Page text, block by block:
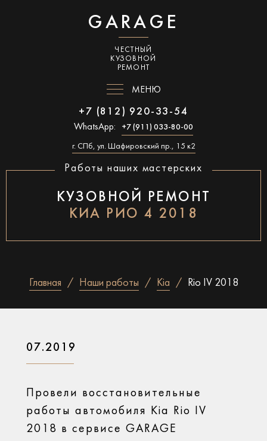
GARAGE
ЧЕСТНЫЙ
КУЗОВНОЙ
РЕМОНТ
МЕНЮ
+7 (812) 920-33-54
WhatsApp: +7 (911) 033-80-00
г. СПб, ул. Шафировский пр., 15 к2
Работы наших мастерских
КУЗОВНОЙ РЕМОНТ
КИА РИО 4 2018
Главная Наши работы Kia Rio IV 2018
07.2019
Провели восстановительные
работы автомобиля Kia Rio IV
2018 в сервисе GARAGE